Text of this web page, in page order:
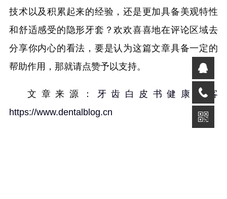
技术以及积累起来的经验，还是更加具备美观特性
和舒适感受的隐形牙套？欢欢喜喜地在评论区域去
分享你内心的看法，要是认为这篇文章具备一定的
帮助作用，那就请点赞予以支持。
文章来源：
牙齿白皮书健康博客
https://www.dentalblog.cn